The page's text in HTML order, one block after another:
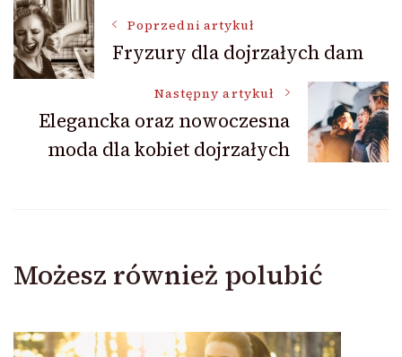
Nawigacja
wpisu
Poprzedni artykuł
Fryzury dla dojrzałych dam
Następny artykuł
Elegancka oraz nowoczesna
moda dla kobiet dojrzałych
Możesz również polubić